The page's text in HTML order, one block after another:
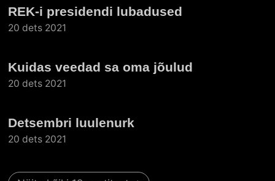
REK-i presidendi lubadused
20 dets 2021
Kuidas veedad sa oma jõulud
20 dets 2021
Detsembri luulenurk
20 dets 2021